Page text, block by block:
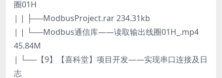
圈01H
| | ├──ModbusProject.rar 234.31kb
| | └──Modbus通信库——读取输出线圈01H_.mp4
45.84M
| └──【9】【喜科堂】项目开发——实现串口连接及日
志